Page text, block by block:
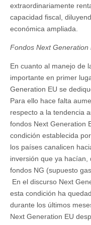
extraordinariamente
capacidad fiscal,
económica ampliada.
Fondos Next Generation
En cuanto al manejo de
importante en primer
Generation EU se
Para ello hace falta
respecto a la tendencia
fondos Next Generation
condición establecida
los países canalicen
inversión que ya
fondos NG (supuesto
En el discurso Next
esta condición ha
durante los últimos
Next Generation EU